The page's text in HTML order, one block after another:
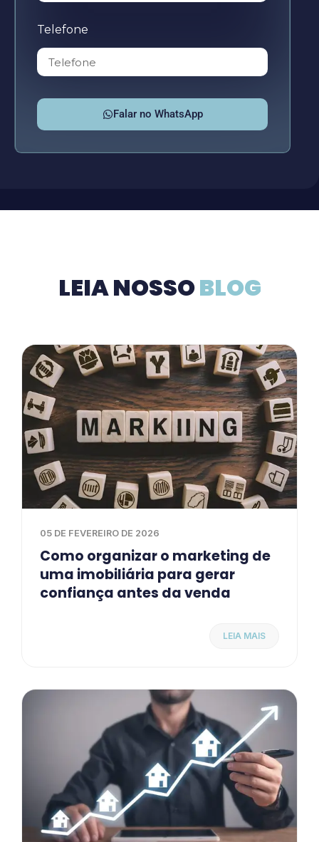
Telefone
Falar no WhatsApp
LEIA NOSSOBLOG
05 DE FEVEREIRO DE 2026
Como organizar o marketing de
uma imobiliária para gerar
confiança antes da venda
LEIA MAIS